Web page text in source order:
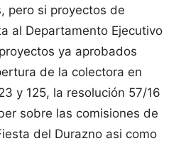
pero si proyectos de
al Departamento Ejecutivo
ya aprobados
de la colectora en
y 125, la resolución 57/16
sobre las comisiones de
del Durazno asi como